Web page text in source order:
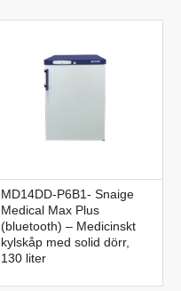
MD14DD-P6B1- Snaige
Medical Max Plus
(bluetooth) – Medicinskt
kylskåp med solid dörr,
130 liter